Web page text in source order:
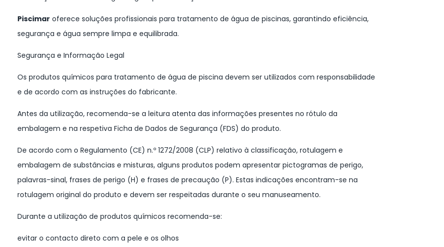
Piscimar oferece soluções profissionais para tratamento de água de piscinas, garantindo eficiência,
segurança e água sempre limpa e equilibrada.
Segurança e Informação Legal
Os produtos químicos para tratamento de água de piscina devem ser utilizados com responsabilidade
e de acordo com as instruções do fabricante.
Antes da utilização, recomenda-se a leitura atenta das informações presentes no rótulo da
embalagem e na respetiva Ficha de Dados de Segurança (FDS) do produto.
De acordo com o Regulamento (CE) n.º 1272/2008 (CLP) relativo à classificação, rotulagem e
embalagem de substâncias e misturas, alguns produtos podem apresentar pictogramas de perigo,
palavras-sinal, frases de perigo (H) e frases de precaução (P). Estas indicações encontram-se na
rotulagem original do produto e devem ser respeitadas durante o seu manuseamento.
Durante a utilização de produtos químicos recomenda-se:
evitar o contacto direto com a pele e os olhos